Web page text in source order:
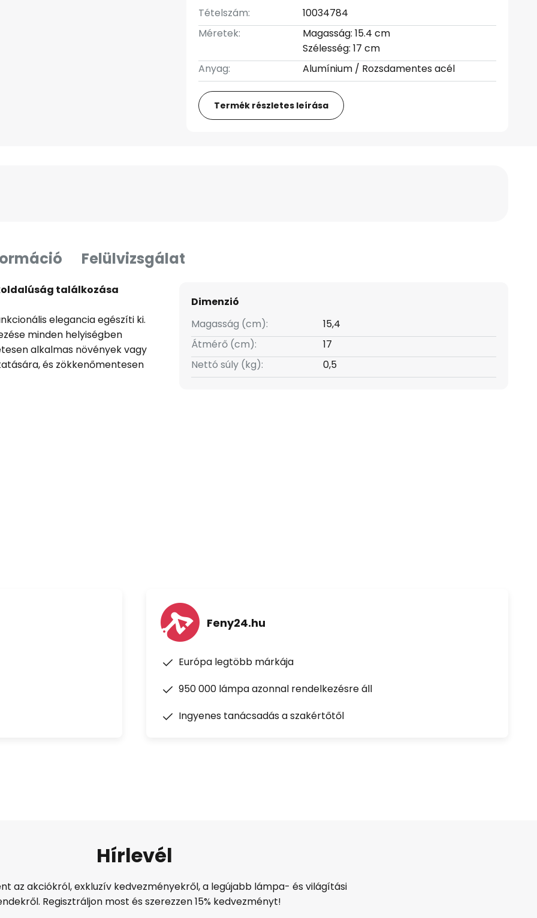
Tételszám:
10034784
Méretek:
Magasság: 15.4 cm
Szélesség: 17 cm
Anyag:
Alumínium / Rozsdamentes acél
Termék részletes leírása
Felülvizsgálat
találkozása
elegancia egészíti ki.
minden helyiségben
alkalmas növények vagy
és zökkenőmentesen
esztétikai értéket
hangsúlyozza a részletek
Dimenzió
Magasság (cm):
15,4
Átmérő (cm):
17
Nettó súly (kg):
0,5
Feny24.hu
Európa legtöbb márkája
950 000 lámpa azonnal rendelkezésre áll
Ingyenes tanácsadás a szakértőtől
Hírlevél
az akciókról, exkluzív kedvezményekről, a legújabb lámpa- és világítási
Regisztráljon most és szerezzen 15% kedvezményt!